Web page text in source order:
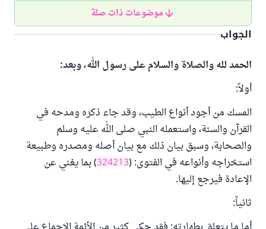
موضوعات ذات صلة
الجواب
الحمد لله والصلاة والسلام على رسول الله، وبعد:
أولاً:
المسك من أجود أنواع الطيب، وقد جاء ذكره ومدحه في
القرآن والسنة، واستعمله النبي صلى الله عليه وسلم
والصحابة، وسبق بيان ذلك مع بيان أصله ومصدره وطبيعة
استخراجه وأنواعه في الفتوى: (324213) بما يغني عن
الإعادة فيرجع إليها.
ثانياً: